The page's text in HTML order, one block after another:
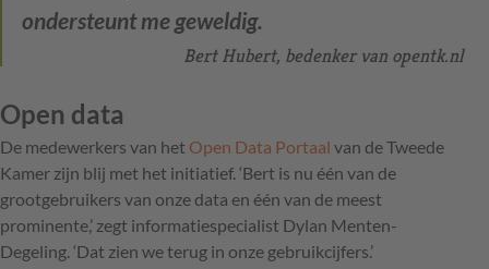
ondersteunt me geweldig.
Bert Hubert, bedenker van opentk.nl
Open data
De medewerkers van het Open Data Portaal van de Tweede
Kamer zijn blij met het initiatief. ‘Bert is nu één van de
grootgebruikers van onze data en één van de meest
prominente,’ zegt informatiespecialist Dylan Menten-
Degeling. ‘Dat zien we terug in onze gebruikcijfers.’